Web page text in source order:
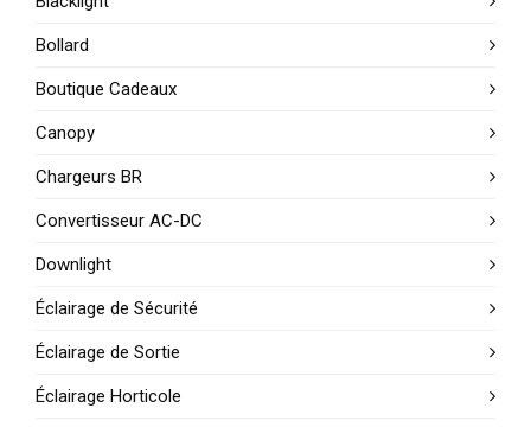
Bollard
Boutique Cadeaux
Canopy
Chargeurs BR
Convertisseur AC-DC
Downlight
Éclairage de Sécurité
Éclairage de Sortie
Éclairage Horticole